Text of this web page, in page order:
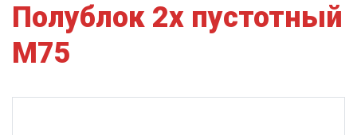
Полублок 2х пустотный
М75